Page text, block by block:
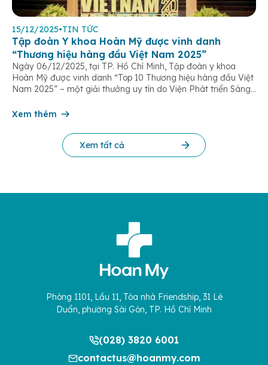
15/12/2025•TIN TỨC
Tập đoàn Y khoa Hoàn Mỹ được vinh danh
“Thương hiệu hàng đầu Việt Nam 2025”
Ngày 06/12/2025, tại TP. Hồ Chí Minh, Tập đoàn y khoa
Hoàn Mỹ được vinh danh “Top 10 Thương hiệu hàng đầu Việt
Nam 2025” – một giải thưởng uy tín do Viện Phát triển Sáng
cứu Phát triển Doanh nghiệp Châu Á […]
Xem thêm
Xem tất cả
Phòng 1101, Lầu 11, Tòa nhà Friendship, 31 Lê
Duẩn, phường Sài Gòn, TP. Hồ Chí Minh
(028) 3820 6001
contactus@hoanmy.com